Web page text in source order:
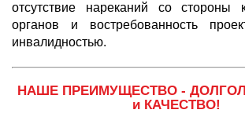
отсутствие нареканий со стороны
органов и востребованность
инвалидностью.
НАШЕ ПРЕИМУЩЕСТВО -
и КАЧЕСТВО!